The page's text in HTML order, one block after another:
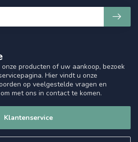
producten of uw aankoop, bezoek
Hier vindt u onze
op veelgestelde vragen en
met ons in contact te komen.
Klantenservice